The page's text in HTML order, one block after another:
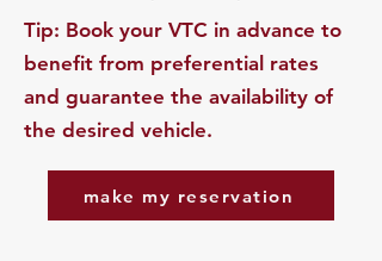
​Tip: Book your VTC in advance to
benefit from preferential rates
and guarantee the availability of
the desired vehicle.
make my reservation